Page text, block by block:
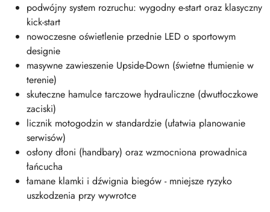
podwójny system rozruchu: wygodny e-start oraz klasyczny
kick-start
nowoczesne oświetlenie przednie LED o sportowym
designie
masywne zawieszenie Upside-Down (świetne tłumienie w
terenie)
skuteczne hamulce tarczowe hydrauliczne (dwutłoczkowe
zaciski)
licznik motogodzin w standardzie (ułatwia planowanie
serwisów)
osłony dłoni (handbary) oraz wzmocniona prowadnica
łańcucha
łamane klamki i dźwignia biegów - mniejsze ryzyko
uszkodzenia przy wywrotce